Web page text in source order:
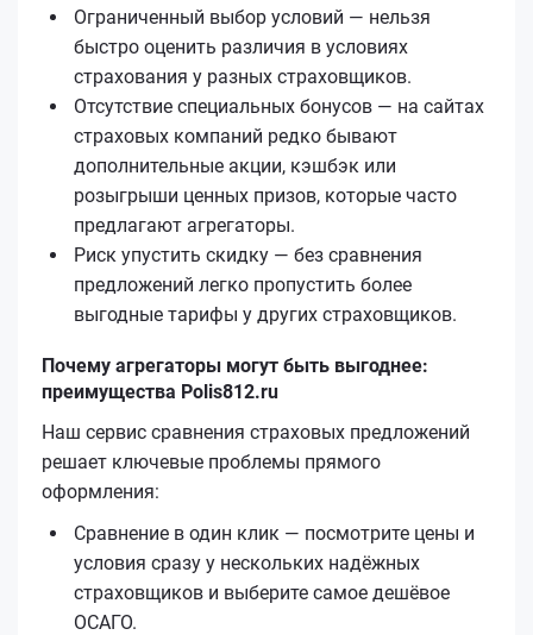
Ограниченный выбор условий — нельзя
быстро оценить различия в условиях
страхования у разных страховщиков.
Отсутствие специальных бонусов — на сайтах
страховых компаний редко бывают
дополнительные акции, кэшбэк или
розыгрыши ценных призов, которые часто
предлагают агрегаторы.
Риск упустить скидку — без сравнения
предложений легко пропустить более
выгодные тарифы у других страховщиков.
Почему агрегаторы могут быть выгоднее:
преимущества Polis812.ru
Наш сервис сравнения страховых предложений
решает ключевые проблемы прямого
оформления:
Сравнение в один клик — посмотрите цены и
условия сразу у нескольких надёжных
страховщиков и выберите самое дешёвое
ОСАГО.